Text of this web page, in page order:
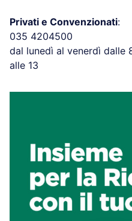
Privati e Convenzionati:
035 4204500
dal lunedì al venerdì dalle
alle 13